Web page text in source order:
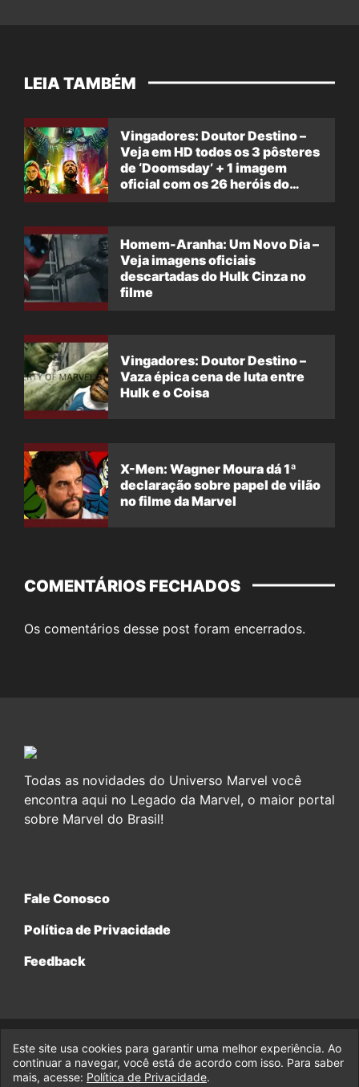
LEIA TAMBÉM
Vingadores: Doutor Destino –
Veja em HD todos os 3 pôsteres
de ‘Doomsday’ + 1 imagem
oficial com os 26 heróis do
Homem-Aranha: Um Novo Dia –
Veja imagens oficiais
descartadas do Hulk Cinza no
filme
Vingadores: Doutor Destino –
Vaza épica cena de luta entre
Hulk e o Coisa
X-Men: Wagner Moura dá 1ª
declaração sobre papel de vilão
no filme da Marvel
COMENTÁRIOS FECHADOS
Os comentários desse post foram encerrados.
Todas as novidades do Universo Marvel você
encontra aqui no Legado da Marvel, o maior portal
sobre Marvel do Brasil!
Fale Conosco
Política de Privacidade
Feedback
© 2017-2026 Legado da Marvel, uma empresa da Legado
Enterprises.
Este site usa cookies para garantir uma melhor experiência. Ao
continuar a navegar, você está de acordo com isso. Para saber
mais, acesse: Política de Privacidade.